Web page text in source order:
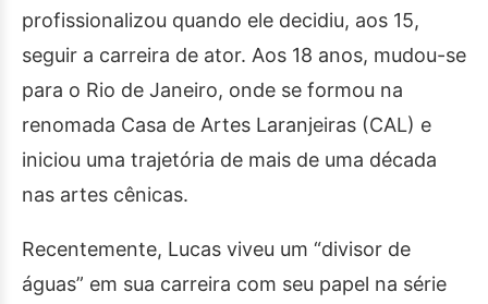
profissionalizou quando ele decidiu, aos 15,
seguir a carreira de ator. Aos 18 anos, mudou-se
para o Rio de Janeiro, onde se formou na
renomada Casa de Artes Laranjeiras (CAL) e
iniciou uma trajetória de mais de uma década
nas artes cênicas.
Recentemente, Lucas viveu um “divisor de
águas” em sua carreira com seu papel na série